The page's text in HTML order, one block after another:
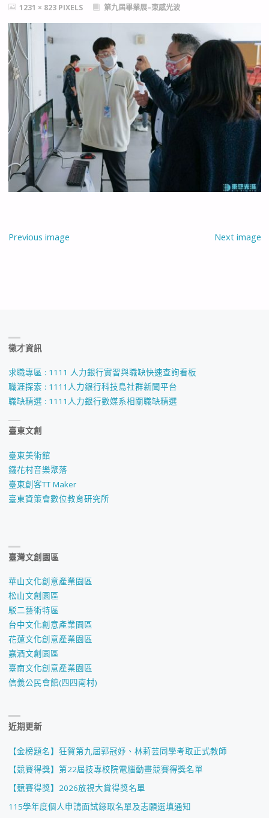
FULL1231 × 823 PIXELS 第九屆畢業展–東感光波
Previous image Next image
徵才資訊
求職專區 : 1111 人力銀行實習與職缺快速查詢看板
職涯探索 : 1111人力銀行科技島社群新聞平台
職缺精選 : 1111人力銀行數媒系相關職缺精選
臺東文創
臺東美術館
鐵花村音樂聚落
臺東創客TT Maker
臺東資策會數位教育研究所
臺灣文創園區
華山文化創意產業園區
松山文創園區
駁二藝術特區
台中文化創意產業園區
花蓮文化創意產業園區
嘉酒文創園區
臺南文化創意產業園區
信義公民會館(四四南村)
近期更新
【金榜題名】狂賀第九屆郭冠妤、林莉芸同學考取正式教師
【競賽得獎】第22屆技專校院電腦動畫競賽得獎名單
【競賽得獎】2026放視大賞得獎名單
115學年度個人申請面試錄取名單及志願選填通知